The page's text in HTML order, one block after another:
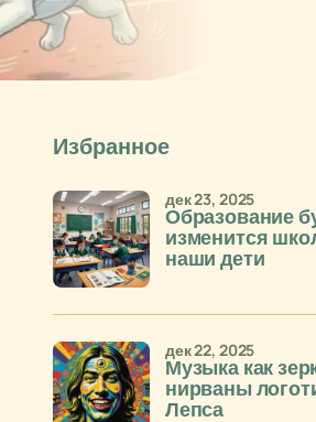
Избранное
Образование
изменится
наши дети
дек 23, 2025
Музыка как
нирваны
Лепса
дек 22, 2025